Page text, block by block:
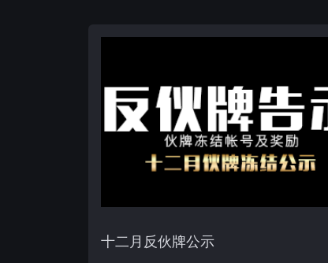
十二月反伙牌公示